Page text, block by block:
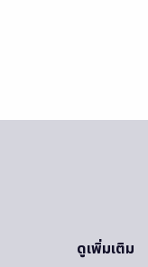
ดูเพิ่มเติม